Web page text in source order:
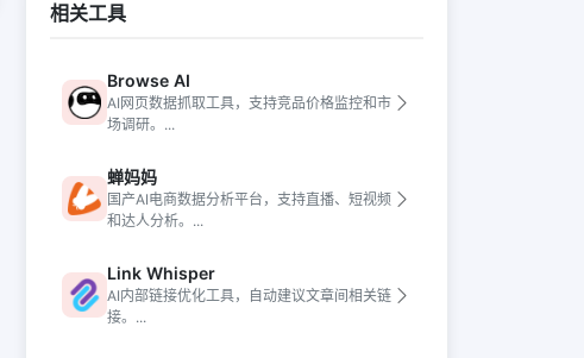
相关工具
Browse AI
AI网页数据抓取工具，支持竞品价格监控和市
场调研。...
蝉妈妈
国产AI电商数据分析平台，支持直播、短视频
和达人分析。...
Link Whisper
AI内部链接优化工具，自动建议文章间相关链
接。...